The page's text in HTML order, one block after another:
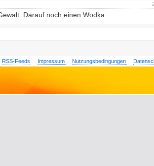
Darauf noch einen Wodka.
RSS-Feeds Impressum Nutzungsbedingungen